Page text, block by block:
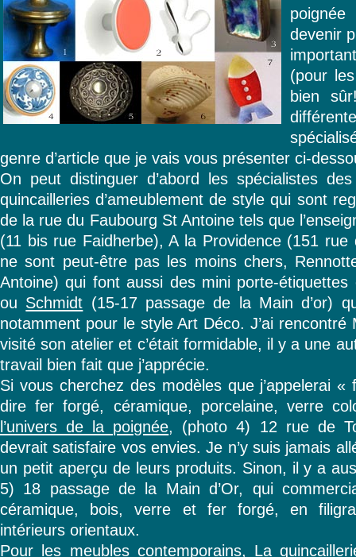
devenir
(pour
bien
genre d’article que je vais vous présenter ci-
On peut distinguer d’abord les spécialistes
quincailleries d’ameublement de style qui sont
de la rue du Faubourg St Antoine tels que
(11 bis rue Faidherbe), A la Providence (151
ne sont peut-être pas les moins chers,
Antoine) qui font aussi des mini porte-
ou Schmidt (15-17 passage de la Main d’or)
notamment pour le style Art Déco. J’ai rencontré
visité son atelier et c’était formidable, il y a une
travail bien fait que j’apprécie.
Si vous cherchez des modèles que j’appelerai «
dire fer forgé, céramique, porcelaine, verre
l’univers de la poignée, (photo 4) 12 rue de
devrait satisfaire vos envies. Je n’y suis jamais
un petit aperçu de leurs produits. Sinon, il y a
5) 18 passage de la Main d’Or, qui
céramique, bois, verre et fer forgé, en
intérieurs orientaux.
Pour les meubles contemporains, La